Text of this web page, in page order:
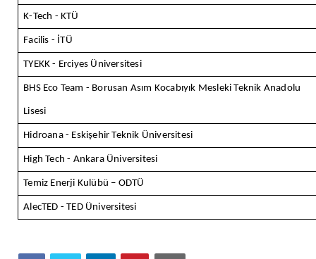
K-Tech - KTÜ
Facilis - İTÜ
TYEKK - Erciyes Üniversitesi
BHS Eco Team - Borusan Asım Kocabıyık Mesleki Teknik Anadolu
Lisesi
Hidroana - Eskişehir Teknik Üniversitesi
High Tech - Ankara Üniversitesi
Temiz Enerji Kulübü – ODTÜ
AlecTED - TED Üniversitesi